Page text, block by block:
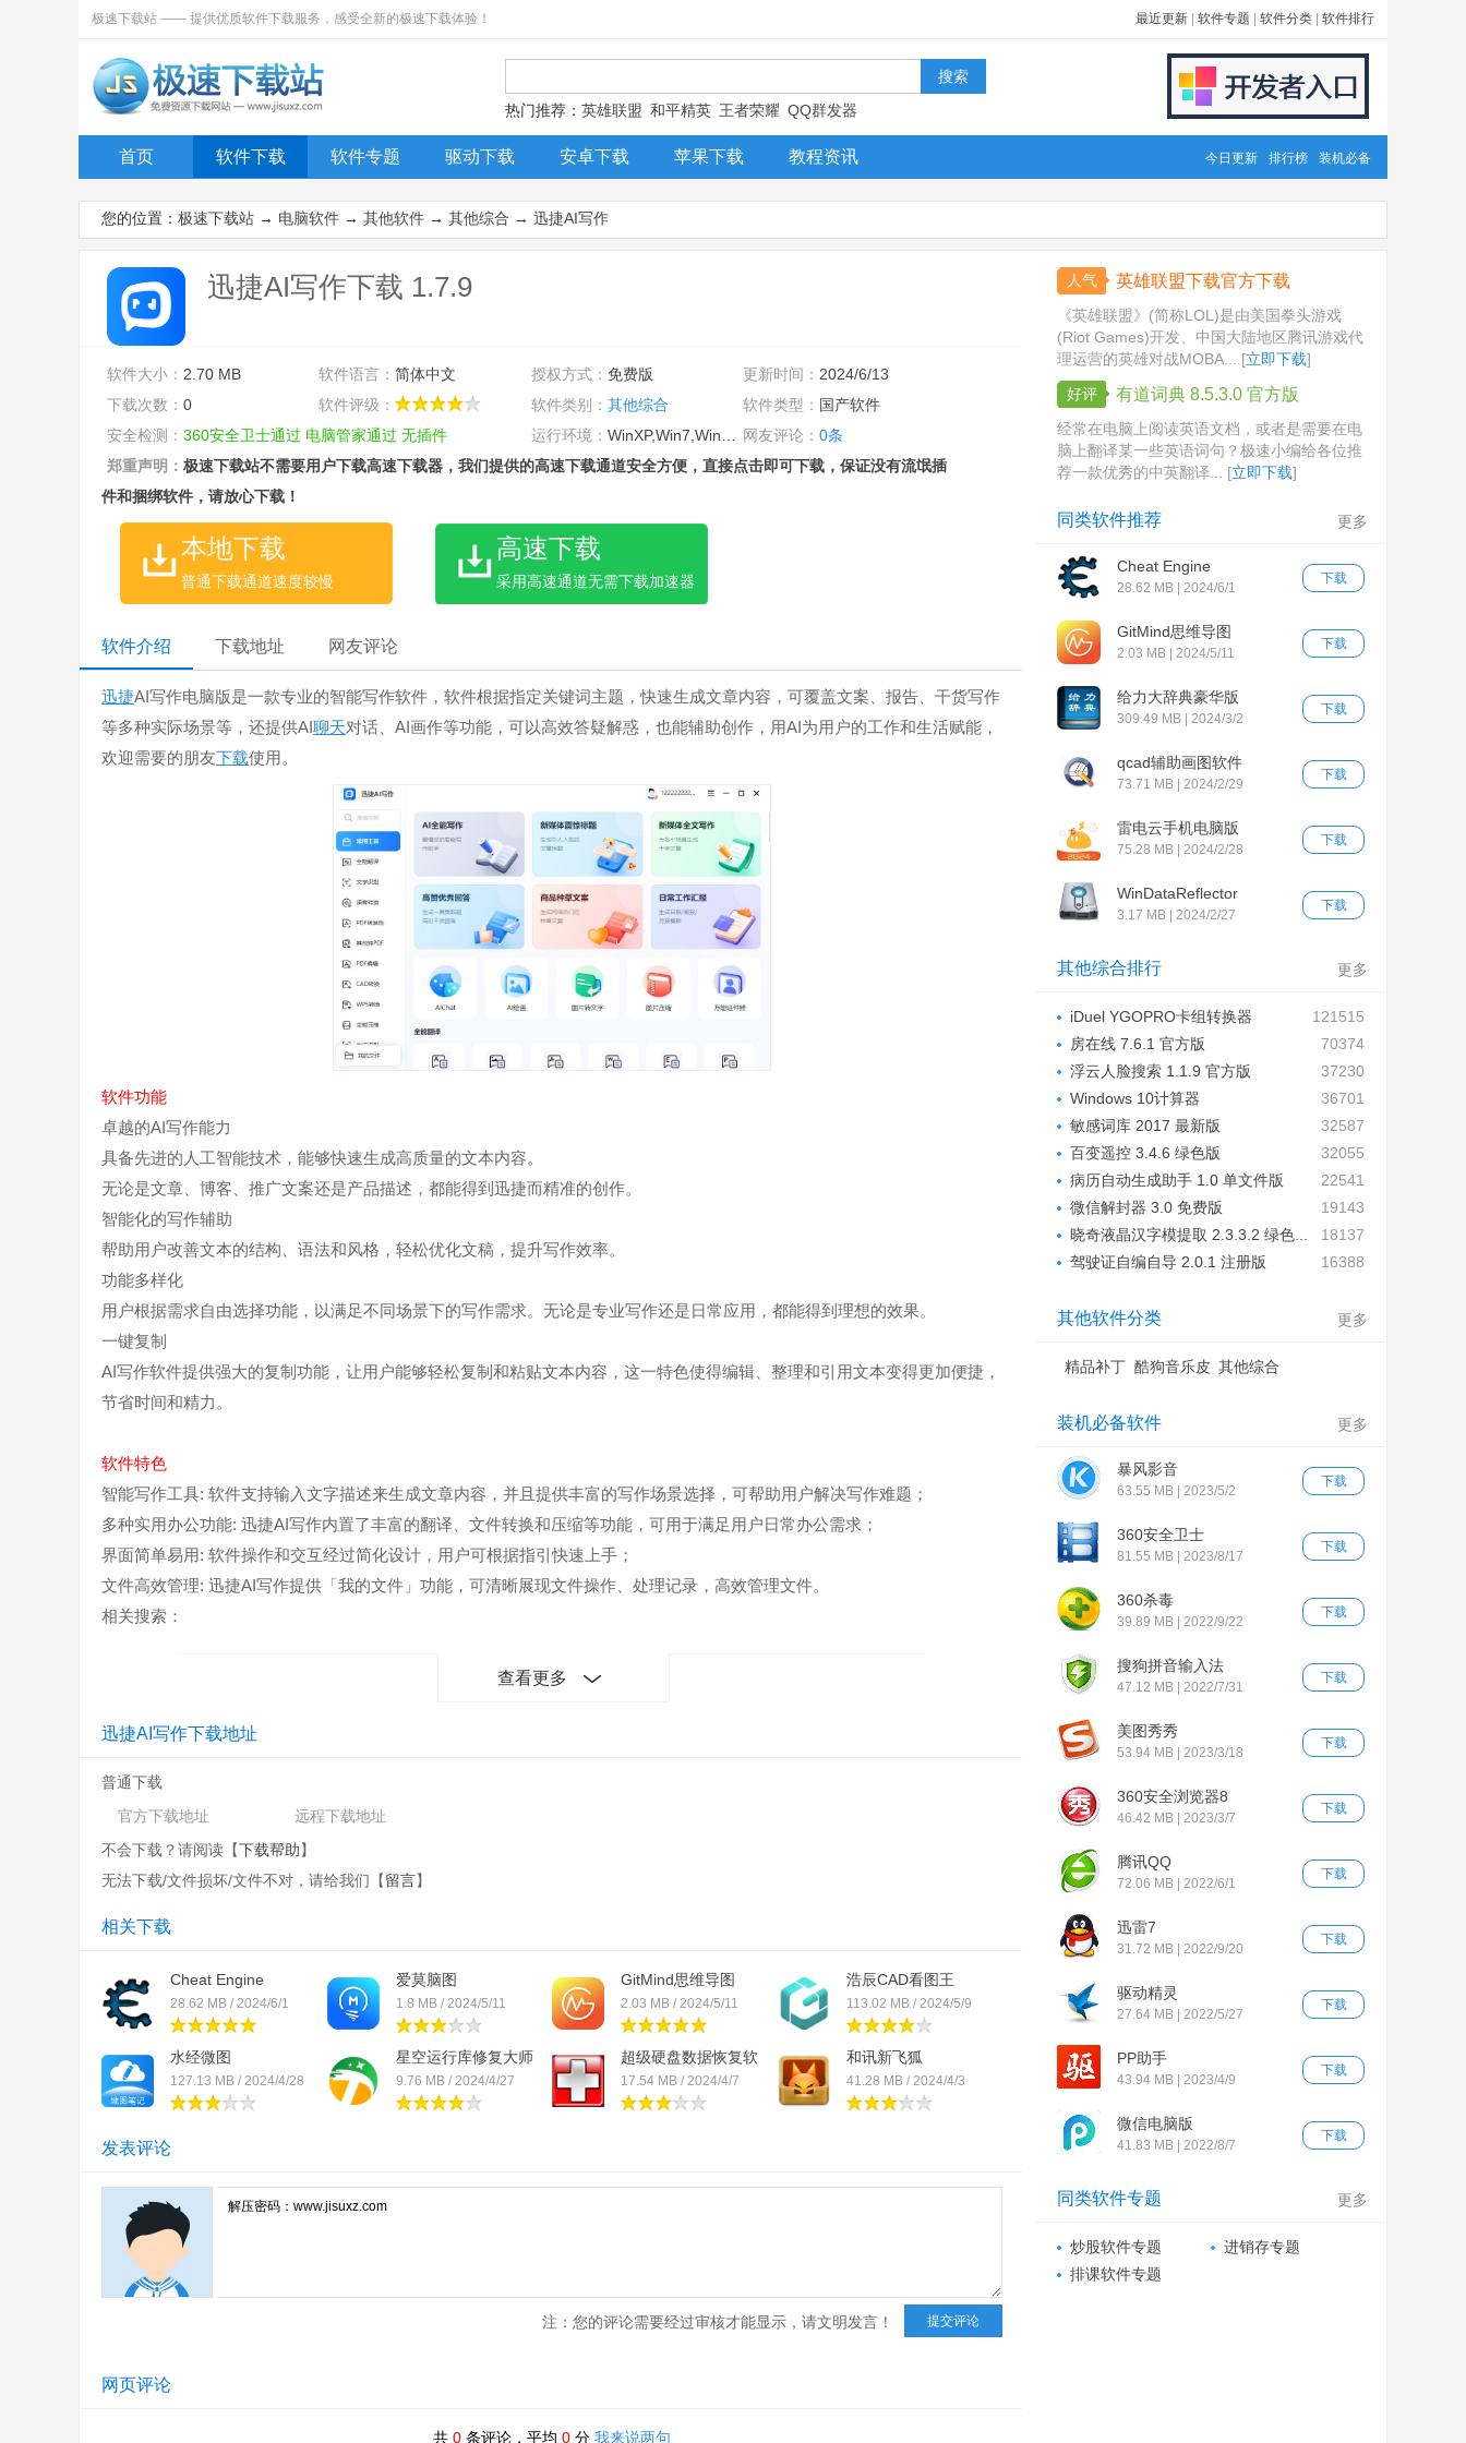
极速下载站 —— 提供优质软件下载服务，感受全新的极速下载体验！ 最近更新 软件专题 软件分类 软件排行
热门推荐： 英雄联盟 和平精英 王者荣耀 QQ群发器
首页 软件下载 软件专题 驱动下载 安卓下载 苹果下载 教程资讯 今日更新 排行榜 装机必备
您的位置： 极速下载站 → 电脑软件 → 其他软件 → 其他综合 → 迅捷AI写作
迅捷AI写作下载 1.7.9
软件大小： 2.70 MB 软件语言：简体中文 授权方式： 免费版 更新时间： 2024/6/13
下载次数： 0 软件评级： 软件类别： 其他综合 软件类型： 国产软件
安全检测： 360安全卫士通过 电脑管家通过 无插件 运行环境： WinXP,Win7,Win8,Win10,WinAll 网友评论：0条
郑重声明： 极速下载站不需要用户下载高速下载器，我们提供的高速下载通道安全方便，直接点击即可下载，保证没有流氓插
件和捆绑软件，请放心下载！
本地下载
普通下载通道速度较慢
高速下载
采用高速通道无需下载加速器
软件介绍 下载地址 网友评论
迅捷AI写作电脑版是一款专业的智能写作软件，软件根据指定关键词主题，快速生成文章内容，可覆盖文案、报告、干货写作
等多种实际场景等，还提供AI聊天对话、AI画作等功能，可以高效答疑解惑，也能辅助创作，用AI为用户的工作和生活赋能，
欢迎需要的朋友下载使用。
软件功能
卓越的AI写作能力
具备先进的人工智能技术，能够快速生成高质量的文本内容。
无论是文章、博客、推广文案还是产品描述，都能得到迅捷而精准的创作。
智能化的写作辅助
帮助用户改善文本的结构、语法和风格，轻松优化文稿，提升写作效率。
功能多样化
用户根据需求自由选择功能，以满足不同场景下的写作需求。无论是专业写作还是日常应用，都能得到理想的效果。
一键复制
AI写作软件提供强大的复制功能，让用户能够轻松复制和粘贴文本内容，这一特色使得编辑、整理和引用文本变得更加便捷，
节省时间和精力。
软件特色
智能写作工具: 软件支持输入文字描述来生成文章内容，并且提供丰富的写作场景选择，可帮助用户解决写作难题；
多种实用办公功能: 迅捷AI写作内置了丰富的翻译、文件转换和压缩等功能，可用于满足用户日常办公需求；
界面简单易用: 软件操作和交互经过简化设计，用户可根据指引快速上手；
文件高效管理: 迅捷AI写作提供「我的文件」功能，可清晰展现文件操作、处理记录，高效管理文件。
相关搜索：
查看更多
迅捷AI写作下载地址
普通下载
官方下载地址
远程下载地址
不会下载？请阅读【下载帮助】
无法下载/文件损坏/文件不对，请给我们【留言】
相关下载
Cheat Engine
28.62 MB / 2024/6/1
爱莫脑图
1.8 MB / 2024/5/11
GitMind思维导图
2.03 MB / 2024/5/11
浩辰CAD看图王
113.02 MB / 2024/5/9
水经微图
127.13 MB / 2024/4/28
星空运行库修复大师
9.76 MB / 2024/4/27
超级硬盘数据恢复软
件
17.54 MB / 2024/4/7
和讯新飞狐
41.28 MB / 2024/4/3
发表评论
注：您的评论需要经过审核才能显示，请文明发言！
网页评论
共 0 条评论，平均 0 分 我来说两句
人气 英雄联盟下载官方下载
《英雄联盟》(简称LOL)是由美国拳头游戏
(Riot Games)开发、中国大陆地区腾讯游戏代
理运营的英雄对战MOBA... [立即下载]
好评
有道词典 8.5.3.0 官方版
经常在电脑上阅读英语文档，或者是需要在电
脑上翻译某一些英语词句？极速小编给各位推
荐一款优秀的中英翻译... [立即下载]
更多
同类软件推荐
下载
Cheat Engine
28.62 MB | 2024/6/1
下载
GitMind思维导图
2.03 MB | 2024/5/11
下载
给力大辞典豪华版
309.49 MB | 2024/3/2
下载
qcad辅助画图软件
73.71 MB | 2024/2/29
下载
雷电云手机电脑版
75.28 MB | 2024/2/28
下载
WinDataReflector
3.17 MB | 2024/2/27
更多
其他综合排行
121515
iDuel YGOPRO卡组转换器
1.6.0.0...
70374
房在线 7.6.1 官方版
37230
浮云人脸搜索 1.1.9 官方版
36701
Windows 10计算器
2018.1001.539...
32587
敏感词库 2017 最新版
32055
百变遥控 3.4.6 绿色版
22541
病历自动生成助手 1.0 单文件版
19143
微信解封器 3.0 免费版
18137
晓奇液晶汉字模提取 2.3.3.2 绿色...
16388
驾驶证自编自导 2.0.1 注册版
更多
其他软件分类
精品补丁 酷狗音乐皮 其他综合
更多
装机必备软件
下载
暴风影音
63.55 MB | 2023/5/2
下载
360安全卫士
81.55 MB | 2023/8/17
下载
360杀毒
39.89 MB | 2022/9/22
下载
搜狗拼音输入法
47.12 MB | 2022/7/31
下载
美图秀秀
53.94 MB | 2023/3/18
下载
360安全浏览器8
46.42 MB | 2023/3/7
下载
腾讯QQ
72.06 MB | 2022/6/1
下载
迅雷7
31.72 MB | 2022/9/20
下载
驱动精灵
27.64 MB | 2022/5/27
下载
PP助手
43.94 MB | 2023/4/9
下载
微信电脑版
41.83 MB | 2022/8/7
更多
同类软件专题
炒股软件专题
进销存专题
排课软件专题